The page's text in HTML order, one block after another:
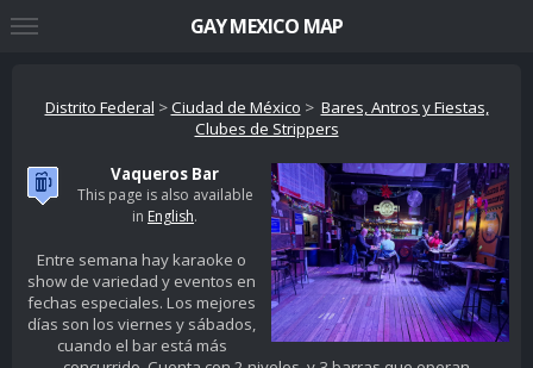
Distrito Federal >Ciudad de México > Bares, Antros y Fiestas,
Clubes de Strippers
Vaqueros Bar
This page is also available
in English.
Entre semana hay karaoke o
show de variedad y eventos en
fechas especiales. Los mejores
días son los viernes y sábados,
cuando el bar está más
GAY MEXICO MAP